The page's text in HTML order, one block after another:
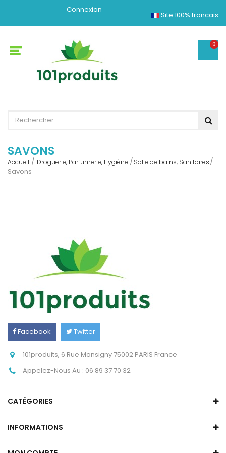
Connexion
Site 100% francais
0
SAVONS
Accueil Droguerie, Parfumerie, Hygiène. Salle de bains, Sanitaires
Savons
Facebook Twitter
101produits, 6 Rue Monsigny 75002 PARIS France
Appelez-Nous Au : 06 89 37 70 32
CATÉGORIES
INFORMATIONS